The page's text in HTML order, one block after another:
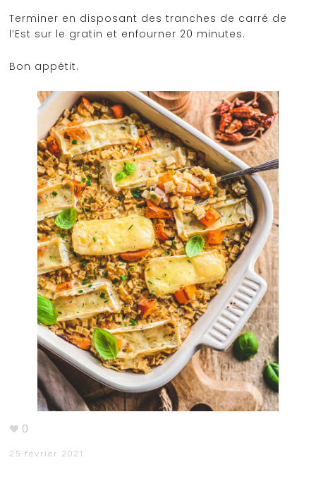
Terminer en disposant des tranches de carré de
l’Est sur le gratin et enfourner 20 minutes.
Bon appétit.
0
25 février 2021